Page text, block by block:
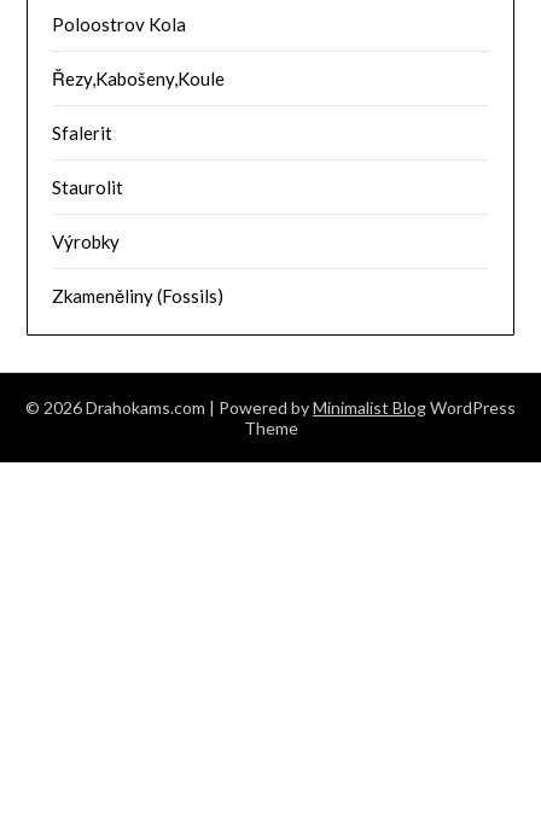
Poloostrov Kola
Řezy,Kabošeny,Koule
Sfalerit
Staurolit
Výrobky
Zkameněliny (Fossils)
© 2026 Drahokams.com | Powered byMinimalist BlogWordPress
Theme